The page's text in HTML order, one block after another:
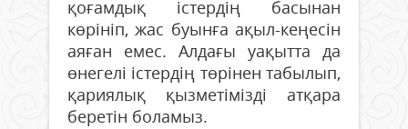
қоғамдық істердің басынан
көрініп, жас буынға ақыл-кеңесін
аяған емес. Алдағы уақытта да
өнегелі істердің төрінен табылып,
қариялық қызметімізді атқара
беретін боламыз.